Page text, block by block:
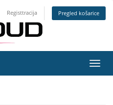
Registtracija Pregled košarice